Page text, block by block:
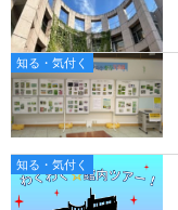
知る・気付く
知る・気付く